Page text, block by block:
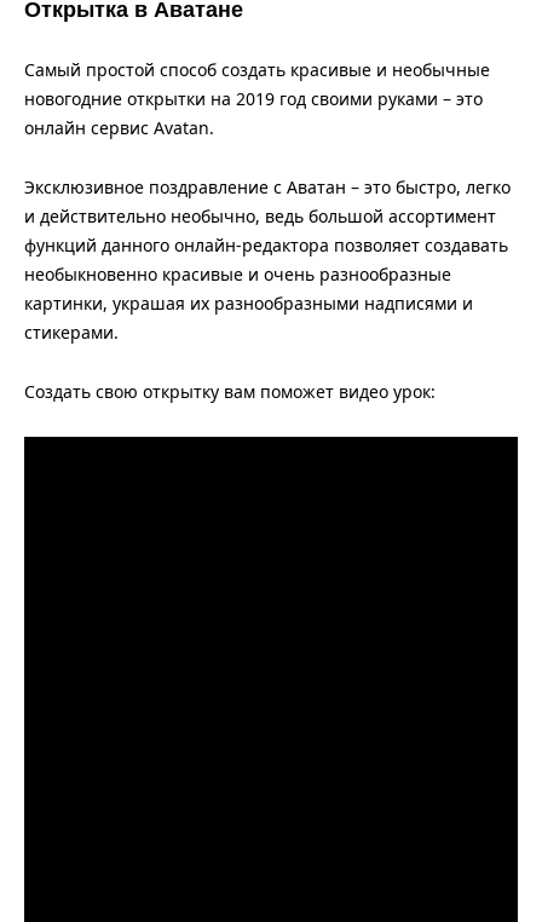
Открытка в Аватане
Самый простой способ создать красивые и необычные
новогодние открытки на 2019 год своими руками – это
онлайн сервис Avatan.
Эксклюзивное поздравление с Аватан – это быстро, легко
и действительно необычно, ведь большой ассортимент
функций данного онлайн-редактора позволяет создавать
необыкновенно красивые и очень разнообразные
картинки, украшая их разнообразными надписями и
стикерами.
Создать свою открытку вам поможет видео урок: